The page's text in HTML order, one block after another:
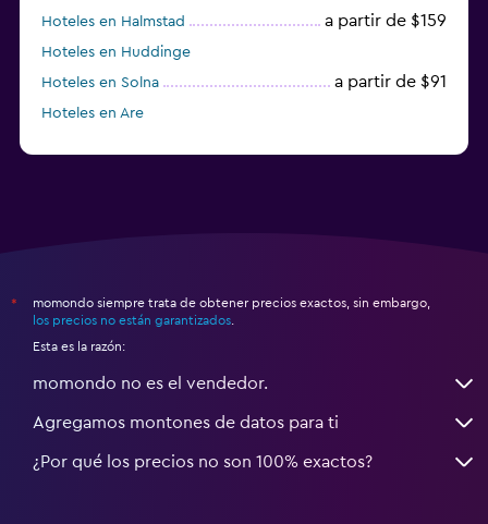
Hoteles en Halmstad
a partir de $159
Hoteles en Huddinge
Hoteles en Solna
a partir de $91
Hoteles en Are
*
momondo siempre trata de obtener precios exactos, sin embargo,
los precios no están garantizados
Esta es la razón:
momondo no es el vendedor.
Agregamos montones de datos para ti
¿Por qué los precios no son 100% exactos?